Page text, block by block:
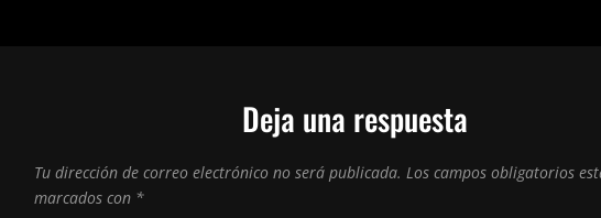
Deja una respuesta
Tu dirección de correo electrónico no será publicada. Los campos obligatorios
marcados con *